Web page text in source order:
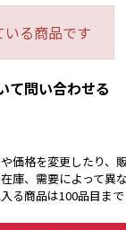
る商品です
て問い合わせる
価格を変更したり、
庫、需要によって異な
る商品は100品目まで